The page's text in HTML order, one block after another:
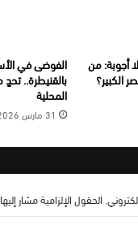
أجوبة: من
الكبير؟
الفوضى في
بالقنيطرة..
المحلية
31 مارس 2026
الحقول الإلزامية مشار